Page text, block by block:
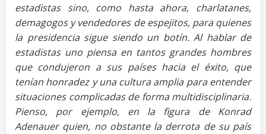
estadistas sino, como hasta ahora, charlatanes,
demagogos y vendedores de espejitos, para quienes
la presidencia sigue siendo un botín. Al hablar de
estadistas uno piensa en tantos grandes hombres
que condujeron a sus países hacia el éxito, que
tenían honradez y una cultura amplia para entender
situaciones complicadas de forma multidisciplinaria.
Pienso, por ejemplo, en la figura de Konrad
Adenauer quien, no obstante la derrota de su país